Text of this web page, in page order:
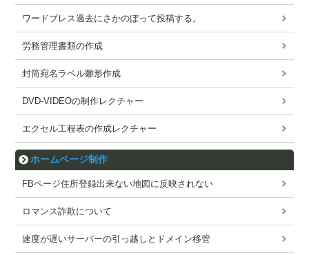
ワードブレス過去にさかのぼって投稿する。
労務管理書類の作成
封筒宛名ラベル雛形作成
DVD-VIDEOの制作レクチャー
エクセル工程表の作成レクチャー
ホームページ制作
FBページ住所登録出来ない地図に反映されない
ロマンス詐欺について
速度が遅いサーバーの引っ越しとドメイン移管